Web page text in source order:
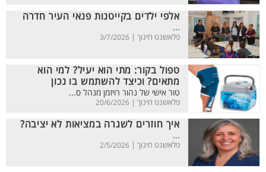
אלפי ילדים בקייטנות פנאי העיר חדרה
...
פלאשנט חינוך | 3/7/2026
טפול בקור: מתי הוא יעיל? למי הוא
מתאים? וכיצד להשתמש בו נכון
טור אישי של נהור רויזמן מנהל ס...
פלאשנט חינוך | 20/6/2026
איך חוזרים לשגרה במציאות לא יציבה?
...
פלאשנט חינוך | 2/5/2026